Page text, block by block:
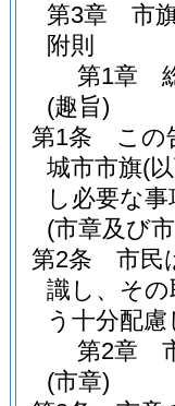
第3章
市
附則
第1章
(趣旨)
第1条
この
城市市旗(
し必要な
(市章及び
第2条
市民
識し、そ
う十分配
第2章
(市章)